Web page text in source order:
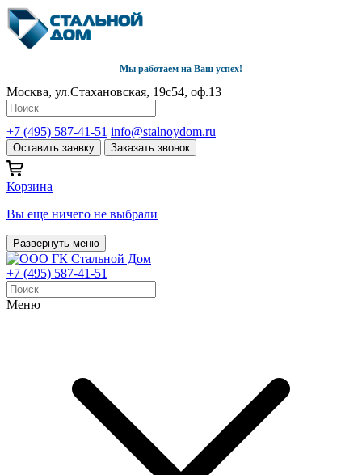
Мы работаем на Ваш успех!
Москва, ул.Стахановская, 19с54, оф.13
+7 (495) 587-41-51 info@stalnoydom.ru
Оставить заявку Заказать звонок
Корзина
Вы еще ничего не выбрали
Развернуть меню
+7 (495) 587-41-51
Меню